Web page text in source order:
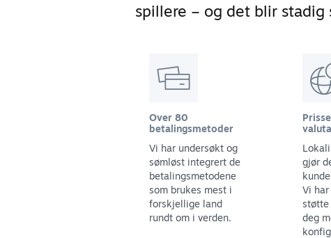
spillere – og det blir stadig
Over 80
betalingsmetoder
Vi har undersøkt og
sømløst integrert de
betalingsmetodene
som brukes mest i
forskjellige land
rundt om i verden.
gjør
Vi
støtte
deg